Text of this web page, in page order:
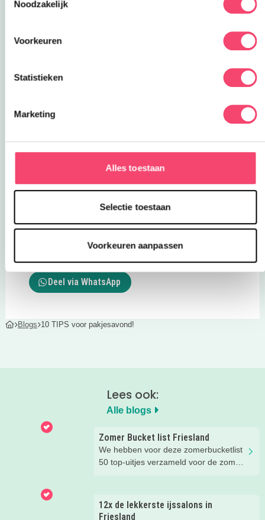
Noodzakelijk
Voorkeuren
Statistieken
Marketing
Alles toestaan
Selectie toestaan
Voorkeuren aanpassen
Na 5 december ben je waarschijnlijk wel klaar
speculaasbrokken zijn een heerlijke bodem voor
Tip 10: Stoeltje zetten
Zet alle cadeautjes bij elkaar en praat samen nog
mee naar de slaapkamer?
Héél veel plezier met Sint & Piet!
Deel via WhatsApp
Blogs 10 TIPS voor pakjesavond!
Lees ook:
Alle blogs
Zomer Bucket list Friesland
We hebben voor deze zomerbucketlist
50 top-uitjes verzameld voor de zomer.
tips in buiten de regio, maar die waren
té leuk om niet te noemen ;)
12x de lekkerste ijssalons in
Friesland